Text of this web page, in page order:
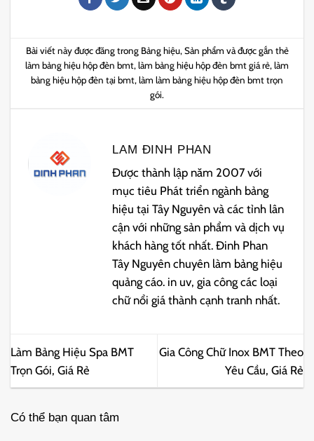
Bài viết này được đăng trong Bảng hiệu,Sản phẩm và được gắn thẻ
làm bảng hiệu hộp đèn bmt,làm bảng hiệu hộp đèn bmt giá rẻ,làm
bảng hiệu hộp đèn tại bmt,làm làm bảng hiệu hộp đèn bmt trọn
gói.
LAM ĐINH PHAN
Được thành lập năm 2007 với
mục tiêu Phát triển ngành bảng
hiệu tại Tây Nguyên và các tỉnh lân
cận với những sản phẩm và dịch vụ
khách hàng tốt nhất. Đinh Phan
Tây Nguyên chuyên làm bảng hiệu
quảng cáo. in uv, gia công các loại
chữ nổi giá thành cạnh tranh nhất.
Làm Bảng Hiệu Spa BMT
Trọn Gói, Giá Rẻ
Gia Công Chữ Inox BMT Theo
Yêu Cầu, Giá Rẻ
Có thể bạn quan tâm